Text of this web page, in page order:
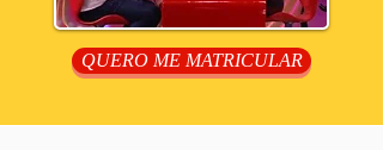
QUERO ME MATRICULAR